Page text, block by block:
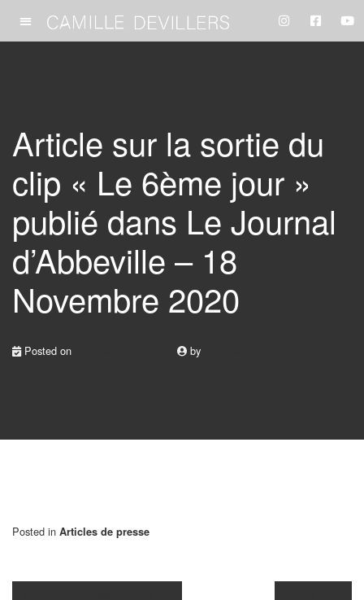
Article sur la sortie du
clip « Le 6ème jour »
publié dans Le Journal
d’Abbeville – 18
Novembre 2020
Posted on by
Posted in Articles de presse